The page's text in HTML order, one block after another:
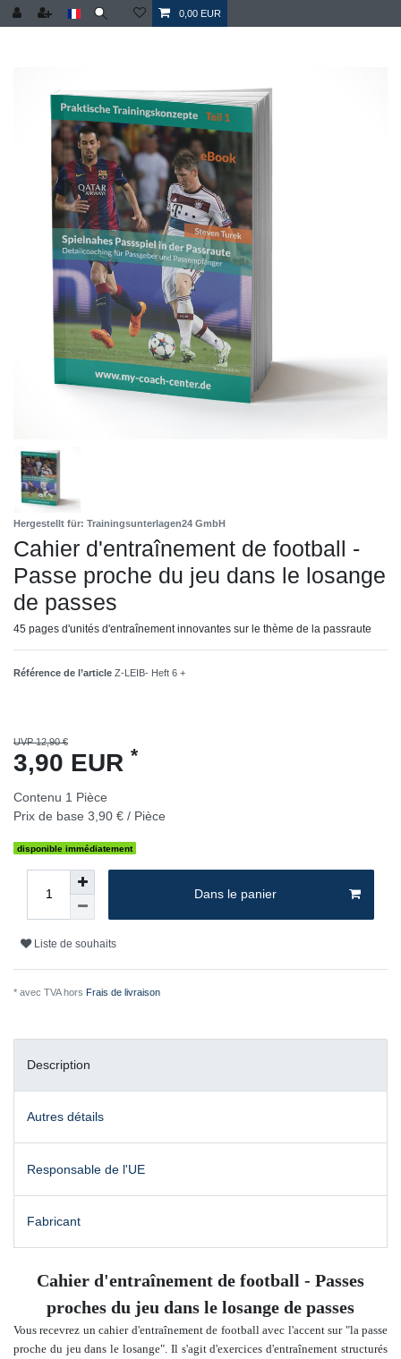
0,00 EUR
Hergestellt für: Trainingsunterlagen24 GmbH
Cahier d'entraînement de football -
Passe proche du jeu dans le losange
de passes
45 pages d'unités d'entraînement innovantes sur le thème de la passraute
Référence de l’article Z-LEIB- Heft 6 +
UVP 12,90 €
3,90 EUR *
Contenu 1 Pièce
Prix de base 3,90 € / Pièce
disponible immédiatement
Dans le panier
Liste de souhaits
* avec TVA hors Frais de livraison
Description
Autres détails
Responsable de l'UE
Fabricant
Cahier d'entraînement de football - Passes
proches du jeu dans le losange de passes
Vous recevrez un cahier d'entraînement de football avec l'accent sur "la passe
proche du jeu dans le losange". Il s'agit d'exercices d'entraînement structurés